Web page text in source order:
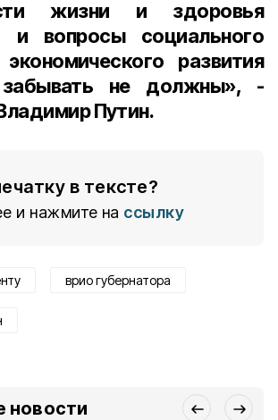
жизни и здоровья
вопросы социального
развития
не должны», -
Путин.
в тексте?
и нажмите на ссылку
врио губернатора
новости